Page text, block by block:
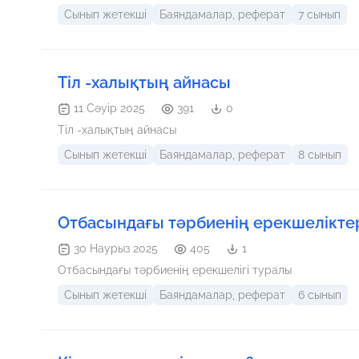
Сынып жетекші Баяндамалар, реферат 7 сынып
Тіл -халықтың айнасы
11 Сәуір 2025 391
0
Тіл -халықтың айнасы
Сынып жетекші
Баяндамалар, реферат 8 сынып
Отбасындағы тәрбиенің
30 Наурыз 2025 405
1
Отбасындағы тәрбиенің ерекшелігі туралы
Сынып жетекші
Баяндамалар, реферат 6 сынып